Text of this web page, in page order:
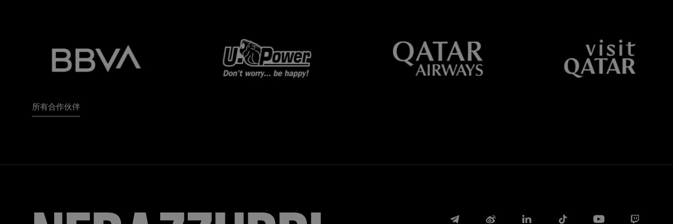
所有合作伙伴